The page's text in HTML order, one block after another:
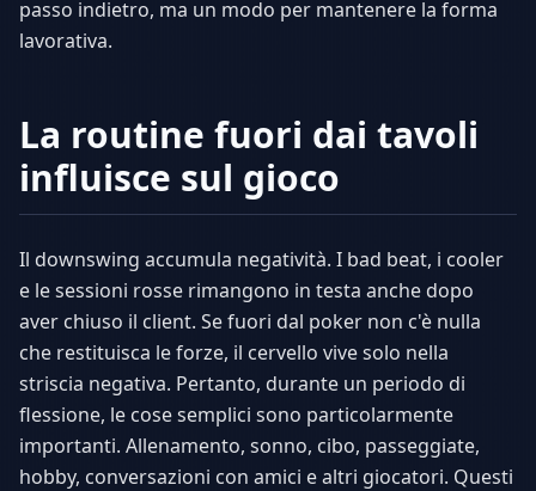
passo indietro, ma un modo per mantenere la forma
lavorativa.
La routine fuori dai tavoli
influisce sul gioco
Il downswing accumula negatività. I bad beat, i cooler
e le sessioni rosse rimangono in testa anche dopo
aver chiuso il client. Se fuori dal poker non c'è nulla
che restituisca le forze, il cervello vive solo nella
striscia negativa. Pertanto, durante un periodo di
flessione, le cose semplici sono particolarmente
importanti. Allenamento, sonno, cibo, passeggiate,
hobby, conversazioni con amici e altri giocatori. Questi